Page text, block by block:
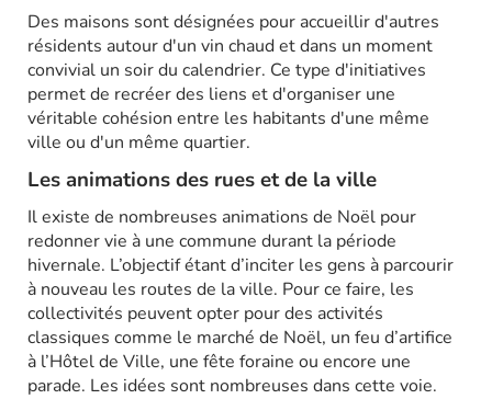
Des maisons sont désignées pour accueillir d'autres
résidents autour d'un vin chaud et dans un moment
convivial un soir du calendrier. Ce type d'initiatives
permet de recréer des liens et d'organiser une
véritable cohésion entre les habitants d'une même
ville ou d'un même quartier.
Les animations des rues et de la ville
Il existe de nombreuses animations de Noël pour
redonner vie à une commune durant la période
hivernale. L’objectif étant d’inciter les gens à parcourir
à nouveau les routes de la ville. Pour ce faire, les
collectivités peuvent opter pour des activités
classiques comme le marché de Noël, un feu d’artifice
à l’Hôtel de Ville, une fête foraine ou encore une
parade. Les idées sont nombreuses dans cette voie.